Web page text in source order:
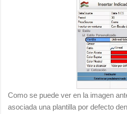
Como se puede ver en la imagen
asociada una plantilla por defecto